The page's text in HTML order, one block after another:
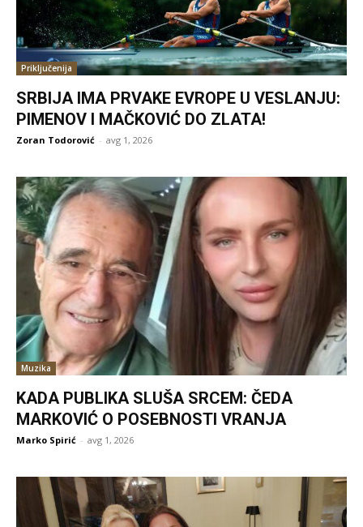
Priključenija
SRBIJA IMA PRVAKE EVROPE U VESLANJU:
PIMENOV I MAČKOVIĆ DO ZLATA!
Zoran Todorović - avg 1, 2026
Muzika
KADA PUBLIKA SLUŠA SRCEM: ČEDA
MARKOVIĆ O POSEBNOSTI VRANJA
Marko Spirić - avg 1, 2026